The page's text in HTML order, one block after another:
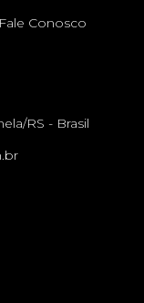
Fale Conosco
RS - Brasil